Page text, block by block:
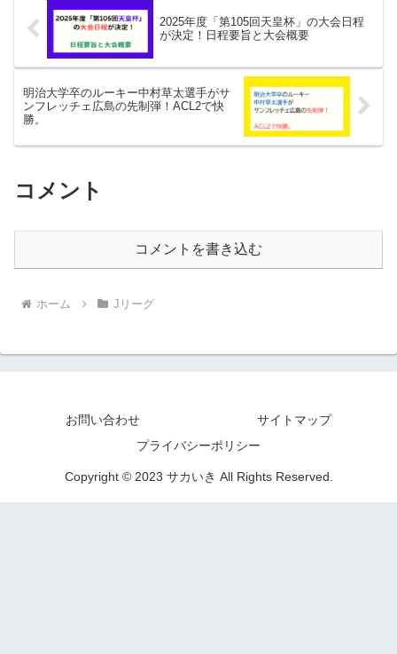
2025年度「第105回天皇杯」の大会日程
が決定！日程要旨と大会概要
明治大学卒のルーキー中村草太選手がサ
ンフレッチェ広島の先制弾！ACL2で快
勝。
コメント
コメントを書き込む
ホーム Jリーグ
お問い合わせ
サイトマップ
プライバシーポリシー
Copyright © 2023 サカいき All Rights Reserved.